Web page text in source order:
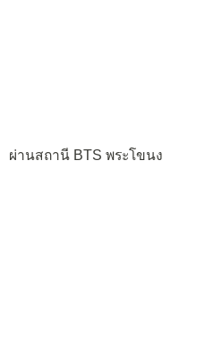
ผ่านสถานี BTS พระโขนง